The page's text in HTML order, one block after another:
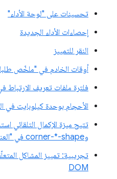
تحسينات على "لوحة الأداء"
إحصاءات الأداء الجديدة
النقر للتمييز
أوقات الخادم في "ملخّص
فلترة ملفات تعريف
الأحجام بوحدة كيلوبايت في
وcorner-*-shape في "العناصر" > "الأنماط"
تجريبية: تمييز المشاكل
DOM